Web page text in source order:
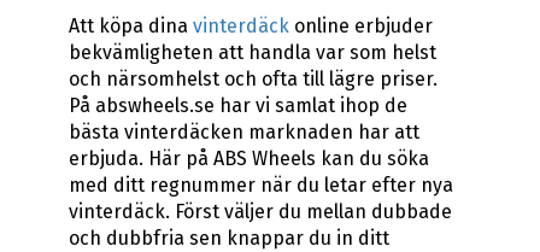
Att köpa dina vinterdäckonline erbjuder
bekvämligheten att handla var som helst
och närsomhelst och ofta till lägre priser.
På abswheels.se har vi samlat ihop de
bästa vinterdäcken marknaden har att
erbjuda. Här på ABS Wheels kan du söka
med ditt regnummer när du letar efter nya
vinterdäck. Först väljer du mellan dubbade
och dubbfria sen knappar du in ditt